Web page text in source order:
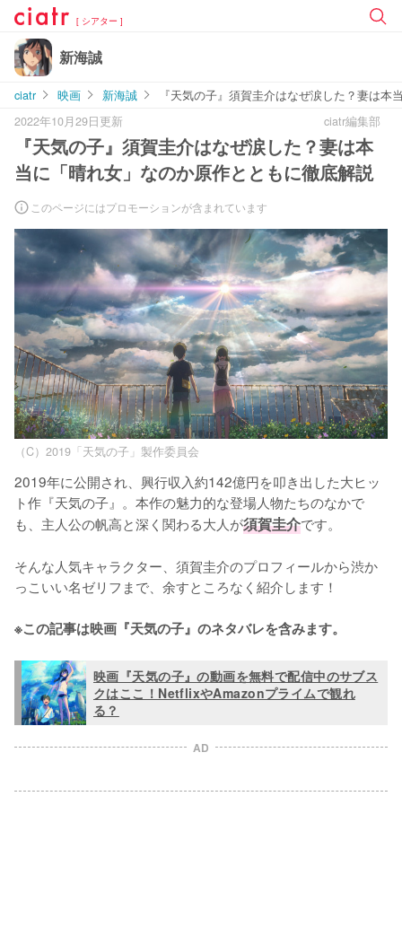
[ シアター ]
新海誠
ciatr 映画 新海誠
『天気の子』須賀圭介はなぜ涙した？妻は
2022年10月29日更新
ciatr編集部
『天気の子』須賀圭介はなぜ涙した？妻は本
当に「晴れ女」なのか原作とともに徹底解説
このページにはプロモーションが含まれています
（C）2019「天気の子」製作委員会
2019年に公開され、興行収入約142億円を叩き出した大ヒッ
ト作『天気の子』。本作の魅力的な登場人物たちのなかで
も、主人公の帆高と深く関わる大人が須賀圭介です。
そんな人気キャラクター、須賀圭介のプロフィールから渋か
っこいい名ゼリフまで、余すところなく紹介します！
※この記事は映画『天気の子』のネタバレを含みます。
映画『天気の子』の動画を無料で配信中のサブス
クはここ！NetflixやAmazonプライムで観れ
る？
AD